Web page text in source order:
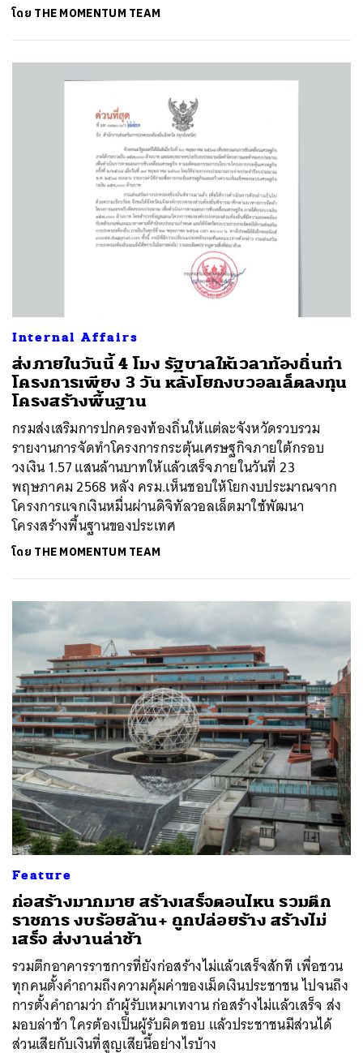
โดย THE MOMENTUM TEAM
Internal Affairs
ส่งภายในวันนี้ 4 โมง รัฐบาลให้เวลาท้องถิ่นทำ
โครงการเพียง 3 วัน หลังโยกงบวอลเล็ตลงทุน
โครงสร้างพื้นฐาน
กรมส่งเสริมการปกครองท้องถิ่นให้แต่ละจังหวัดรวบรวม
รายงานการจัดทำโครงการกระตุ้นเศรษฐกิจภายใต้กรอบ
วงเงิน 1.57 แสนล้านบาทให้แล้วเสร็จภายในวันที่ 23
พฤษภาคม 2568 หลัง ครม.เห็นชอบให้โยกงบประมาณจาก
โครงการแจกเงินหมื่นผ่านดิจิทัลวอลเล็ตมาใช้พัฒนา
โครงสร้างพื้นฐานของประเทศ
โดย THE MOMENTUM TEAM
Feature
ก่อสร้างมากมาย สร้างเสร็จตอนไหน รวมตึก
ราชการ งบร้อยล้าน+ ถูกปล่อยร้าง สร้างไม่
เสร็จ ส่งงานล่าช้า
รวมตึกอาคารราชการที่ยังก่อสร้างไม่แล้วเสร็จสักที เพื่อชวน
ทุกคนตั้งคำถามถึงความคุ้มค่าของเม็ดเงินประชาชน ไปจนถึง
การตั้งคำถามว่า ถ้าผู้รับเหมาเทงาน ก่อสร้างไม่แล้วเสร็จ ส่ง
มอบล่าช้า ใครต้องเป็นผู้รับผิดชอบ แล้วประชาชนมีส่วนได้
ส่วนเสียกับเงินที่สูญเสียนี้อย่างไรบ้าง
SHARE TWEET LINE EMAIL